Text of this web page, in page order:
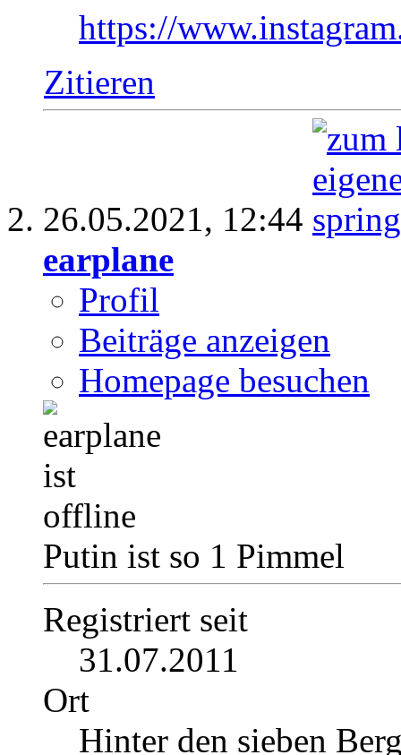
https://
Zitieren
26.05.2021, 12:44
earplane
Profil
Beiträge anzeigen
Homepage besuchen
Putin ist so 1 Pimmel
Registriert seit
31.07.2011
Ort
Hinter den sieben